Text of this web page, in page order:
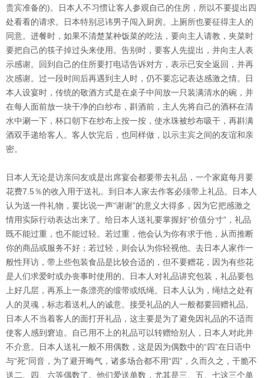
贵宾准备的)。日本人不习惯让客人参观自己的住房，所以不要提出四
处看看的请求。日本特别忌讳男子闯入厨房。上厕所也要征得主人的
同意。进餐时，如果不清楚某种饭菜的吃法，要向主人请教，夹菜时
要把自己的筷子掉过头来使用。告别时，要客人先提出，并向主人表
示感谢。回到自己的住所要打电话告诉对方，表示已安全返回，并再
次感谢。过一段时间后再遇到主人时，仍不要忘记表达感激之情。日
本人设宴时，传统的敬酒方式是在桌子中间放一只装满清水的碗，并
在每人面前放一块干净的白纱布，斟酒前，主人先将自己的酒杯在清
水中涮一下，杯口朝下在纱布上按一按，使水珠被纱布吸干，再斟满
酒双手递给客人。客人饮完后，也同样做，以示主宾之间的友谊和亲
密。
日本人无论是访亲问友或是出席宴会都要带去礼品，一个家庭每月要
花费7.5％的收入用于送礼。到日本人家去作客必须带上礼品。日本人
认为送一件礼物，要比说一声“谢谢”的意义大得多，因为它把感激之
情用实际行动表达出来了。给日本人送礼要掌握好“价值分寸”，礼品
既不能过重，也不能过轻。若过重，他会认为你有求于他，从而推断
你的商品或服务不好；若过轻，则会认为你轻视他。去日本人家作一
般性拜访，带上些包装食品是比较合适的，但不要赠花，因为有些花
是人们求爱时或办丧事时使用的。日本人对礼品讲究包装，礼品要包
上好几层，再系上一条漂亮的缎带或纸绳。日本人认为，绳结之处有
人的灵魂，标志着送札人的诚意。接受礼品的人一般都要回赠礼品。
日本人不当着客人的面打开礼品，这主要是为了避免因礼品的不适而
使客人感到窘迫。自己用不上的礼品可以转赠给别人，日本人对此并
不介意。日本人送礼一般不用偶数，这是因为偶数中的“四”在日语中
与“死”同音，为了避开晦气，诸多场合都不用“四”，久而久之，干脆不
送二、四、六等偶数了。他们爱送单数，尤其是三、五、七这三个单